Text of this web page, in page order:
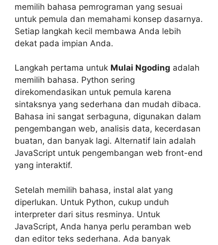
memilih bahasa pemrograman yang sesuai
untuk pemula dan memahami konsep dasarnya.
Setiap langkah kecil membawa Anda lebih
dekat pada impian Anda.
Langkah pertama untuk Mulai Ngoding adalah
memilih bahasa. Python sering
direkomendasikan untuk pemula karena
sintaksnya yang sederhana dan mudah dibaca.
Bahasa ini sangat serbaguna, digunakan dalam
pengembangan web, analisis data, kecerdasan
buatan, dan banyak lagi. Alternatif lain adalah
JavaScript untuk pengembangan web front-end
yang interaktif.
Setelah memilih bahasa, instal alat yang
diperlukan. Untuk Python, cukup unduh
interpreter dari situs resminya. Untuk
JavaScript, Anda hanya perlu peramban web
dan editor teks sederhana. Ada banyak